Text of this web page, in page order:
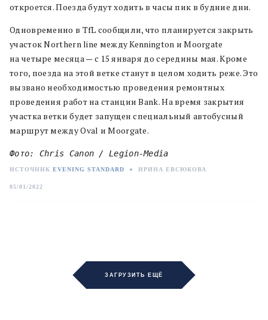
откроется. Поезда будут ходить в часы пик в будние дни.
Одновременно в TfL сообщили, что планируется закрыть
участок Northern line между Kennington и Moorgate
на четыре месяца — с 15 января до середины мая. Кроме
того, поезда на этой ветке станут в целом ходить реже. Это
вызвано необходимостью проведения ремонтных
проведения работ на станции Bank. На время закрытия
участка ветки будет запущен специальный автобусный
маршрут между Oval и Moorgate.
Фото: Chris Canon / Legion-Media
ИСТОЧНИК EVENING STANDARD ● ИРИНА ЕВСЮКОВА
05/01/2022
ЗАГРУЗИТЬ ЕЩЁ